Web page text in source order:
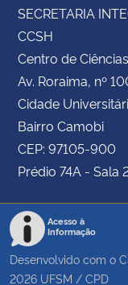
SECRETARIA
CCSH
Centro de
Av. Roraima, nº
Cidade
Bairro Camobi
CEP: 97105-900
Prédio 74A - Sala
Acesso à
Informação
Desenvolvido com o
2026 UFSM / CPD